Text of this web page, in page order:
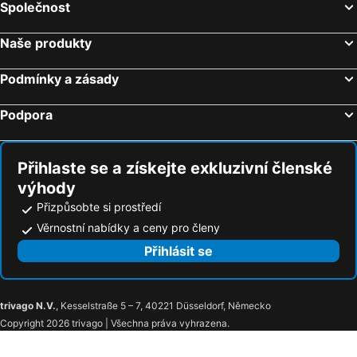
Hotel Lesna
Bešeňová, Žilinský kraj Hotely
Společnost
Naše produkty
Podmínky a zásady
Podpora
Přihlaste se a získejte exkluzivní členské
výhody
Přizpůsobte si prostředí
Věrnostní nabídky a ceny pro členy
Přihlásit se
trivago N.V., Kesselstraße 5 – 7, 40221 Düsseldorf, Německo
Copyright 2026 trivago | Všechna práva vyhrazena.